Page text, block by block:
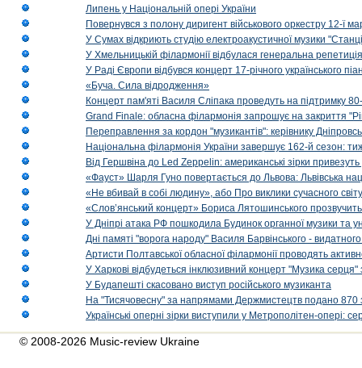
Липень у Національній опері України
Повернувся з полону диригент військового оркестру 12-ї
У Сумах відкриють студію електроакустичної музики
У Хмельницькій філармонії відбулася генеральна
У Раді Європи відбувся концерт 17-річного українського
«Буча. Сила відродження»
Концерт пам'яті Василя Сліпака проведуть на підтримку
Grand Finale: обласна філармонія запрошує на закриття
Переправлення за кордон "музикантів": керівнику
Національна філармонія України завершує 162-й сезон:
Від Гершвіна до Led Zeppelin: американські зірки
«Фауст» Шарля Гуно повертається до Львова: Львівська
«Не вбивай в собі людину», або Про виклики сучасного світу
«Слов’янський концерт» Бориса Лятошинського
У Дніпрі атака РФ пошкодила Будинок органної музики та
Дні памяті "ворога народу" Василя Барвінського -
Артисти Полтавської обласної філармонії проводять
У Харкові відбудеться інклюзивний концерт "Музика
У Будапешті скасовано виступ російського музиканта
На "Тисячовесну" за напрямами Держмистецтв подано 870
Українські оперні зірки виступили у Метрополітен-опері:
© 2008-2026 Music-review Ukraine